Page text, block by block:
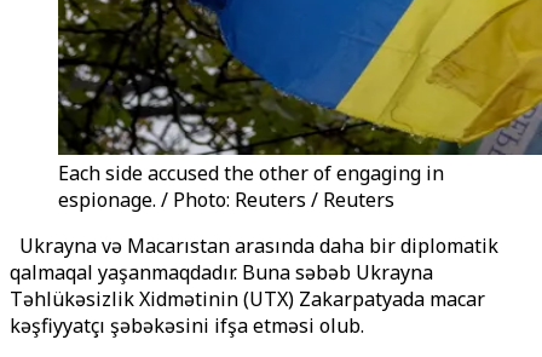
Each side accused the other of engaging in
espionage. / Photo: Reuters / Reuters
Ukrayna və Macarıstan arasında daha bir diplomatik
qalmaqal yaşanmaqdadır. Buna səbəb Ukrayna
Təhlükəsizlik Xidmətinin (UTX) Zakarpatyada macar
kəşfiyyatçı şəbəkəsini ifşa etməsi olub.